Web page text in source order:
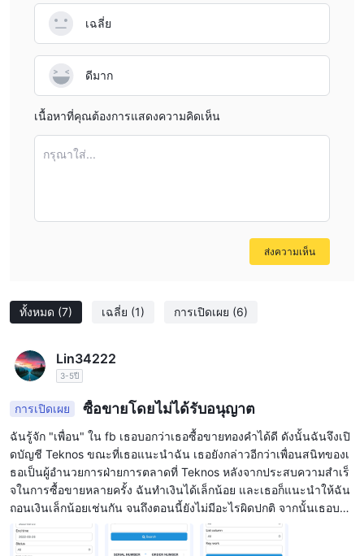
ทั้งหมด (7) เฉลี่ย (1) การเปิดเผย (6)
Lin34222
3-5ปี
การเปิดเผย ซื้อขายโดยไม่ได้รับอนุญาต
ฉันรู้จัก "เพื่อน" ใน fb เธอบอกว่าเธอซื้อขายทองคำได้ดี ดังนั้นฉันจึงเปิ
ดบัญชี Teknos ขณะที่เธอแนะนำฉัน เธอยังกล่าวอีกว่าเพื่อนสนิทของเ
ธอเป็นผู้อำนวยการฝ่ายการตลาดที่ Teknos หลังจากประสบความสำเร็
จในการซื้อขายหลายครั้ง ฉันทำเงินได้เล็กน้อย และเธอก็แนะนำให้ฉัน
ถอนเงินเล็กน้อยเช่นกัน จนถึงตอนนี้ยังไม่มีอะไรผิดปกติ จากนั้นเธอบอก
ว่าคุณสามารถโอนเงินเกษียณอายุหรือยืมเงินจากเงินกู้ Heloc เพื่อใส่ใน
บัญชี Teknos และฉันได้รับอีเมลจาก Teknos แจ้งว่ามีโปรโมชันสำหรั
เฉลี่ย
ดีมาก
เนื้อหาที่คุณต้องการแสดงความคิดเห็น
กรุณาใส่...
ส่งความเห็น